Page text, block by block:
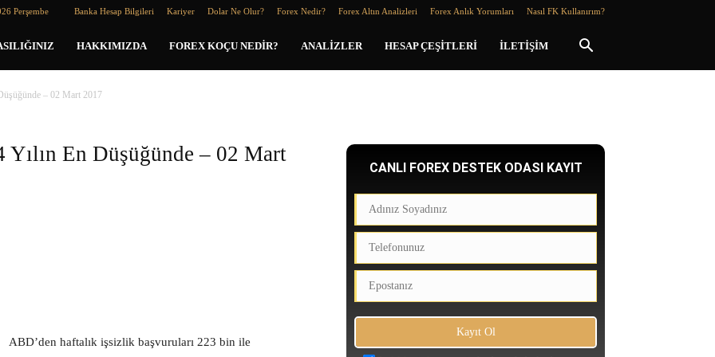
Perşembe Banka Hesap Bilgileri Kariyer Dolar Ne Olur? Forex Nedir? Forex Altın Analizleri Forex Anlık Yorumları Nasıl FK Kullanırım?
HAKKIMIZDA FOREX KOÇU NEDIR? ANALIZLER HESAP ÇEŞITLERI İLETIŞIM
– 02 Mart 2017
En Düşüğünde – 02 Mart
ABD’den haftalık işsizlik başvuruları 223 bin ile
CANLI FOREX DESTEK ODASI KAYIT